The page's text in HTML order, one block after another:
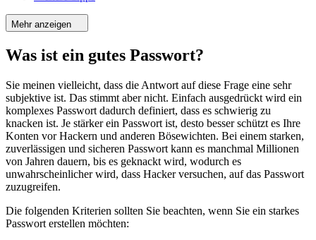
Mehr anzeigen
Was ist ein gutes Passwort?
Sie meinen vielleicht, dass die Antwort auf diese Frage eine sehr
subjektive ist. Das stimmt aber nicht. Einfach ausgedrückt wird ein
komplexes Passwort dadurch definiert, dass es schwierig zu
knacken ist. Je stärker ein Passwort ist, desto besser schützt es Ihre
Konten vor Hackern und anderen Bösewichten. Bei einem starken,
zuverlässigen und sicheren Passwort kann es manchmal Millionen
von Jahren dauern, bis es geknackt wird, wodurch es
unwahrscheinlicher wird, dass Hacker versuchen, auf das Passwort
zuzugreifen.
Die folgenden Kriterien sollten Sie beachten, wenn Sie ein starkes
Passwort erstellen möchten: